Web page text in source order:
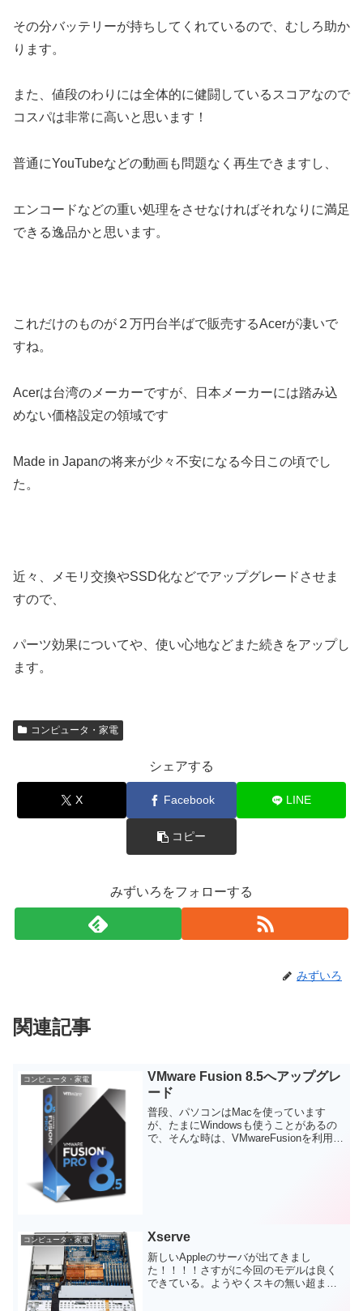
その分バッテリーが持ちしてくれているので、むしろ助か
ります。
また、値段のわりには全体的に健闘しているスコアなので
コスパは非常に高いと思います！
普通にYouTubeなどの動画も問題なく再生できますし、
エンコードなどの重い処理をさせなければそれなりに満足
できる逸品かと思います。
これだけのものが２万円台半ばで販売するAcerが凄いで
すね。
Acerは台湾のメーカーですが、日本メーカーには踏み込
めない価格設定の領域です
Made in Japanの将来が少々不安になる今日この頃でし
た。
近々、メモリ交換やSSD化などでアップグレードさせま
すので、
パーツ効果についてや、使い心地などまた続きをアップし
ます。
コンピュータ・家電
シェアする
X Facebook LINE
コピー
みずいろをフォローする
みずいろ
関連記事
コンピュータ・家電
VMware Fusion 8.5へアップグレ
ード
普段、パソコンはMacを使っています
が、たまにWindowsも使うことがあるの
で、そんな時は、VMwareFusionを利用し
コンピュータ・家電 Xserve
新しいAppleのサーバが出てきまし
た！！！！さすがに今回のモデルは良く
できている。ようやくスキの無い超まと